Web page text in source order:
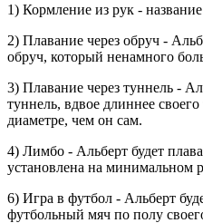
1) Кормление из рук -
2) Плавание через обруч -
обруч, который ненамного
3) Плавание через туннель -
туннель, вдвое длиннее
диаметре, чем он сам.
4) Лимбо - Альберт будет
установлена на минимальном
6) Игра в футбол - Альберт
футбольный мяч по полу